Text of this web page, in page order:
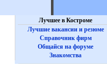
Лучшее в Костроме
Лучшие вакансии и резюме
Справочник фирм
Общайся на форуме
Знакомства